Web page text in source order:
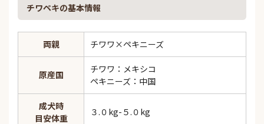
チワペキの基本情報
両親 チワワ×ペキニーズ
原産国
チワワ：メキシコ
ペキニーズ：中国
成犬時
目安体重
３.０kg-５.０kg